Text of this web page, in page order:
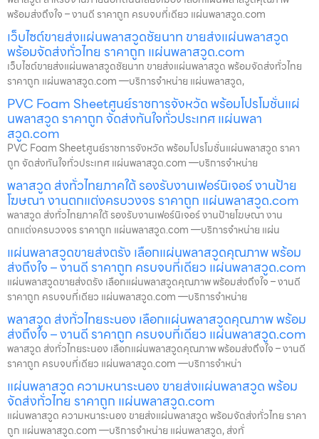
พร้อมส่งถึงใจ – งานดี ราคาถูก ครบจบที่เดียว แผ่นพลาสวูด.com
เว็บไซต์ขายส่งแผ่นพลาสวูดชัยนาท ขายส่งแผ่นพลาสวูด
พร้อมจัดส่งทั่วไทย ราคาถูก แผ่นพลาสวูด.com
เว็บไซต์ขายส่งแผ่นพลาสวูดชัยนาท ขายส่งแผ่นพลาสวูด พร้อมจัดส่งทั่วไทย
ราคาถูก แผ่นพลาสวูด.com —บริการจำหน่าย แผ่นพลาสวูด,
PVC Foam Sheetศูนย์ราชการจังหวัด พร้อมโปรโมชั่นแผ่
นพลาสวูด ราคาถูก จัดส่งทันใจทั่วประเทศ แผ่นพลา
สวูด.com
PVC Foam Sheetศูนย์ราชการจังหวัด พร้อมโปรโมชั่นแผ่นพลาสวูด ราคา
ถูก จัดส่งทันใจทั่วประเทศ แผ่นพลาสวูด.com —บริการจำหน่าย
พลาสวูด ส่งทั่วไทยภาคใต้ รองรับงานเฟอร์นิเจอร์ งานป้าย
โฆษณา งานตกแต่งครบวงจร ราคาถูก แผ่นพลาสวูด.com
พลาสวูด ส่งทั่วไทยภาคใต้ รองรับงานเฟอร์นิเจอร์ งานป้ายโฆษณา งาน
ตกแต่งครบวงจร ราคาถูก แผ่นพลาสวูด.com —บริการจำหน่าย แผ่น
แผ่นพลาสวูดขายส่งตรัง เลือกแผ่นพลาสวูดคุณภาพ พร้อม
ส่งถึงใจ – งานดี ราคาถูก ครบจบที่เดียว แผ่นพลาสวูด.com
แผ่นพลาสวูดขายส่งตรัง เลือกแผ่นพลาสวูดคุณภาพ พร้อมส่งถึงใจ – งานดี
ราคาถูก ครบจบที่เดียว แผ่นพลาสวูด.com —บริการจำหน่าย
พลาสวูด ส่งทั่วไทยระนอง เลือกแผ่นพลาสวูดคุณภาพ พร้อม
ส่งถึงใจ – งานดี ราคาถูก ครบจบที่เดียว แผ่นพลาสวูด.com
พลาสวูด ส่งทั่วไทยระนอง เลือกแผ่นพลาสวูดคุณภาพ พร้อมส่งถึงใจ – งานดี
ราคาถูก ครบจบที่เดียว แผ่นพลาสวูด.com —บริการจำหน่า
แผ่นพลาสวูด ความหนาระนอง ขายส่งแผ่นพลาสวูด พร้อม
จัดส่งทั่วไทย ราคาถูก แผ่นพลาสวูด.com
แผ่นพลาสวูด ความหนาระนอง ขายส่งแผ่นพลาสวูด พร้อมจัดส่งทั่วไทย ราคา
ถูก แผ่นพลาสวูด.com —บริการจำหน่าย แผ่นพลาสวูด, ส่งทั่